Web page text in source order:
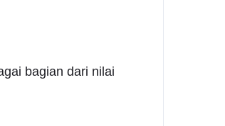
bagian dari nilai